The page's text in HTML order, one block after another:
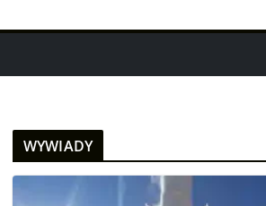
WYWIADY